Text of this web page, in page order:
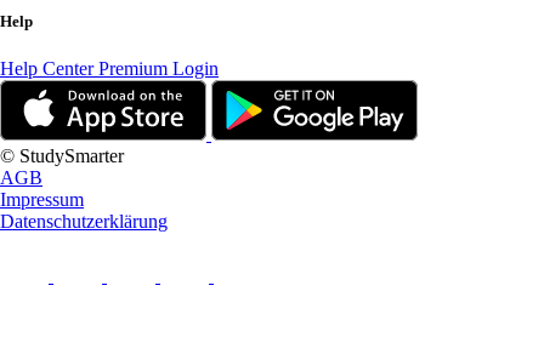
Help
Help CenterPremium Login
© StudySmarter
AGB
Impressum
Datenschutzerklärung